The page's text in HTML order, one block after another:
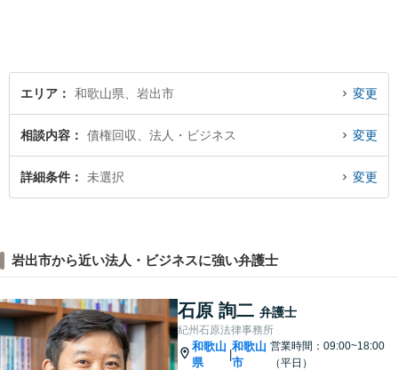
エリア 和歌山県、岩出市 変更
相談内容 債権回収、法人・ビジネス 変更
詳細条件 未選択 変更
岩出市から近い法人・ビジネスに強い弁護士
石原 詢二 弁護士
紀州石原法律事務所
和歌山
県
|
和歌山
市
営業時間：09:00~18:00
（平日）